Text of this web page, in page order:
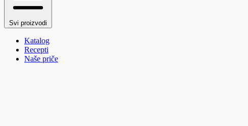
Svi proizvodi
Katalog
Recepti
Naše priče